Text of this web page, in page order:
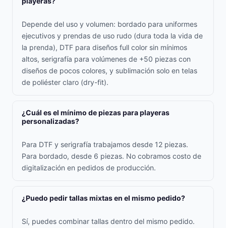
Depende del uso y volumen: bordado para uniformes
ejecutivos y prendas de uso rudo (dura toda la vida de
la prenda), DTF para diseños full color sin mínimos
altos, serigrafía para volúmenes de +50 piezas con
diseños de pocos colores, y sublimación solo en telas
de poliéster claro (dry-fit).
¿Cuál es el mínimo de piezas para playeras
personalizadas?
Para DTF y serigrafía trabajamos desde 12 piezas.
Para bordado, desde 6 piezas. No cobramos costo de
digitalización en pedidos de producción.
¿Puedo pedir tallas mixtas en el mismo pedido?
Sí, puedes combinar tallas dentro del mismo pedido.